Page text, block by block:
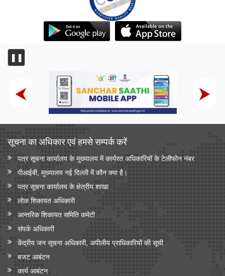
❚❚
सूचना का अधिकार एवं हमसे सम्‍पर्क करें
पत्र सूचना कार्यालय के मुख्यालय में कार्यरत अधिकारियों के टेलीफोन नंबर
पीआईबी, मुख्यालय नई दिल्ली में कौन क्या है।
पत्र सूचना कार्यालय के क्षेत्रीय शाखा
लोक शिकायत अधिकारी
आन्‍तरिक शिकायत समिति कमेटी
संपर्क अधिकारी
केंद्रीय जन सूचना अधिकारी, अपीलीय प्राधिकारियों की सूची
बजट आबंटन
कार्य आबंटन